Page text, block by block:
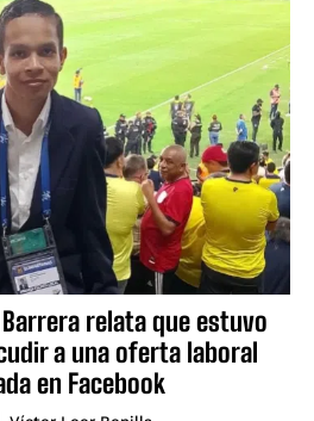
relata que estuvo
a una oferta laboral
en Facebook